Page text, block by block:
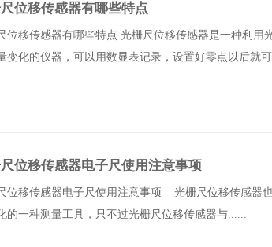
位移传感器有哪些特点
位移传感器有哪些特点 光栅尺位移传感器是一种利用
变化的仪器，可以用数显表记录，设置好零点以后就
位移传感器电子尺使用注意事项
位移传感器电子尺使用注意事项 光栅尺位移传感器
的一种测量工具，只不过光栅尺位移传感器与......